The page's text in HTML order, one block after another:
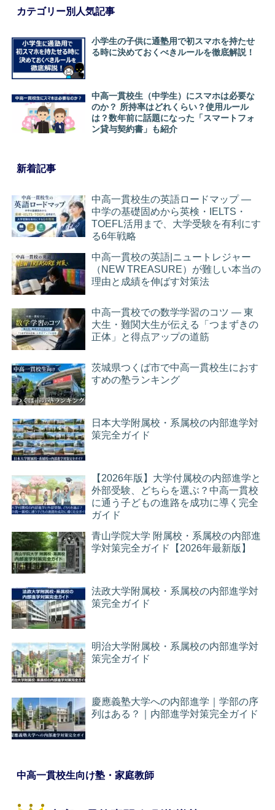
カテゴリー別人気記事
小学生の子供に通塾用で初スマホを持たせ
る時に決めておくべきルールを徹底解説！
中高一貫校生（中学生）にスマホは必要な
のか？ 所持率はどれくらい？使用ルール
は？数年前に話題になった「スマートフォ
ン貸与契約書」も紹介
新着記事
中高一貫校生の英語ロードマップ ―
中学の基礎固めから英検・IELTS・
TOEFL活用まで、大学受験を有利にす
る6年戦略
中高一貫校の英語|ニュートレジャー
（NEW TREASURE）が難しい本当の
理由と成績を伸ばす対策法
中高一貫校での数学学習のコツ ― 東
大生・難関大生が伝える「つまずきの
正体」と得点アップの道筋
茨城県つくば市で中高一貫校生におす
すめの塾ランキング
日本大学附属校・系属校の内部進学対
策完全ガイド
【2026年版】大学付属校の内部進学と
外部受験、どちらを選ぶ？中高一貫校
に通う子どもの進路を成功に導く完全
ガイド
青山学院大学 附属校・系属校の内部進
学対策完全ガイド【2026年最新版】
法政大学附属校・系属校の内部進学対
策完全ガイド
明治大学附属校・系属校の内部進学対
策完全ガイド
慶應義塾大学への内部進学｜学部の序
列はある？｜内部進学対策完全ガイド
中高一貫校生向け塾・家庭教師